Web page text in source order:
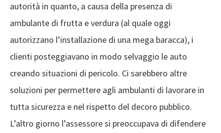
autorità in quanto, a causa della presenza di
ambulante di frutta e verdura (al quale oggi
autorizzano l’installazione di una mega baracca), i
clienti posteggiavano in modo selvaggio le auto
creando situazioni di pericolo. Ci sarebbero altre
soluzioni per permettere agli ambulanti di lavorare in
tutta sicurezza e nel rispetto del decoro pubblico.
L’altro giorno l’assessore si preoccupava di difendere